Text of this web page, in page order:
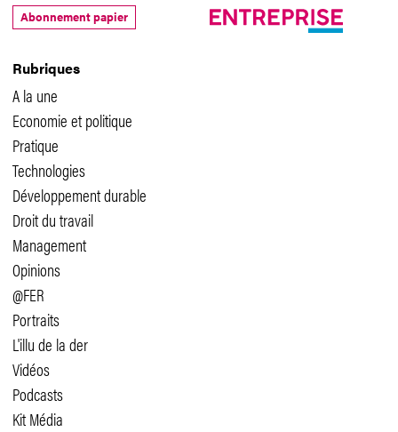
Rubriques
A la une
Economie et politique
Pratique
Technologies
Développement durable
Droit du travail
Management
Opinions
@FER
Portraits
L'illu de la der
Vidéos
Podcasts
Kit Média
Abonnement papier